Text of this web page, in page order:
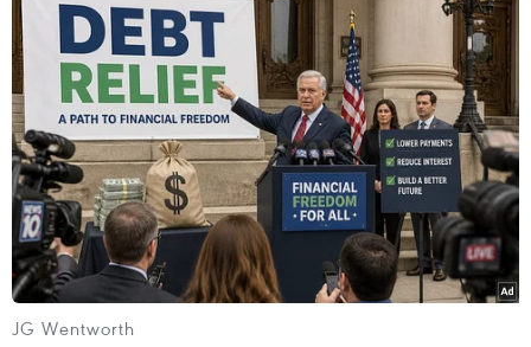
#Phe đối lập
Ukraine
Theo dõi VietnamPlus
Tình hình Ukraine
Mỹ chưa đồng ý để Ukraine sản xuất tên lửa
JG Wentworth